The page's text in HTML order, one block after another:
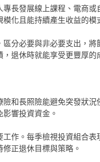
長發展線上課程、電商
化且能持續產生收益的模
分必要與非必要支出，將
退休時就能享受更豐厚的
和長照險能避免突發狀況
響投資資金。
作。每季檢視投資組合表
正退休目標與策略。